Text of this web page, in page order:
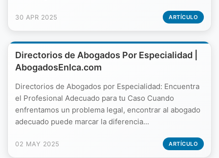
30 APR 2025 ARTÍCULO
Directorios de Abogados Por Especialidad |
AbogadosEnIca.com
Directorios de Abogados por Especialidad: Encuentra
el Profesional Adecuado para tu Caso Cuando
enfrentamos un problema legal, encontrar al abogado
adecuado puede marcar la diferencia...
02 MAY 2025 ARTÍCULO